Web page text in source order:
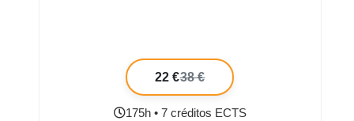
22 €38 €
175h • 7 créditos ECTS